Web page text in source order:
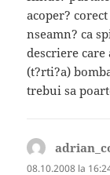
acoper?
nseamn? ca
descriere
(t?rti?a)
trebui sa
08.10.2008 la